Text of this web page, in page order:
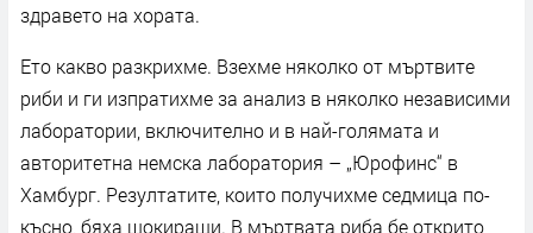
здравето на хората.
Ето какво разкрихме. Взехме няколко от мъртвите
риби и ги изпратихме за анализ в няколко независими
лаборатории, включително и в най-голямата и
авторитетна немска лаборатория – „Юрофинс“ в
Хамбург. Резултатите, които получихме седмица по-
късно, бяха шокиращи. В мъртвата риба бе открито